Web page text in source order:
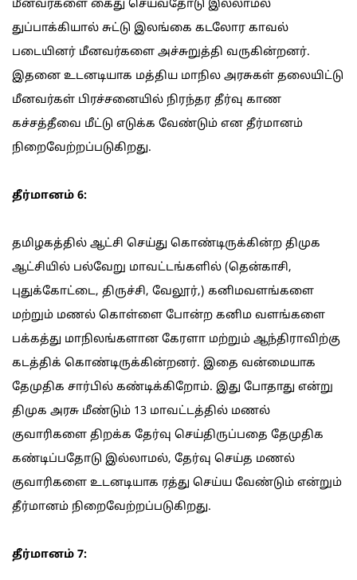
மீனவர்களை கைது செய்வதோடு இல்லாமல்
துப்பாக்கியால் சுட்டு இலங்கை கடலோர காவல்
படையினர் மீனவர்களை அச்சுறுத்தி வருகின்றனர்.
இதனை உடனடியாக மத்திய மாநில அரசுகள் தலையிட்டு
மீனவர்கள் பிரச்சனையில் நிரந்தர தீர்வு காண
கச்சத்தீவை மீட்டு எடுக்க வேண்டும் என தீர்மானம்
நிறைவேற்றப்படுகிறது.
தீர்மானம் 6:
தமிழகத்தில் ஆட்சி செய்து கொண்டிருக்கின்ற திமுக
ஆட்சியில் பல்வேறு மாவட்டங்களில் (தென்காசி,
புதுக்கோட்டை, திருச்சி, வேலூர்,) கனிமவளங்களை
மற்றும் மணல் கொள்ளை போன்ற கனிம வளங்களை
பக்கத்து மாநிலங்களான கேரளா மற்றும் ஆந்திராவிற்கு
கடத்திக் கொண்டிருக்கின்றனர். இதை வன்மையாக
தேமுதிக சார்பில் கண்டிக்கிறோம். இது போதாது என்று
திமுக அரசு மீண்டும் 13 மாவட்டத்தில் மணல்
குவாரிகளை திறக்க தேர்வு செய்திருப்பதை தேமுதிக
கண்டிப்பதோடு இல்லாமல், தேர்வு செய்த மணல்
குவாரிகளை உடனடியாக ரத்து செய்ய வேண்டும் என்றும்
தீர்மானம் நிறைவேற்றப்படுகிறது.
தீர்மானம் 7: